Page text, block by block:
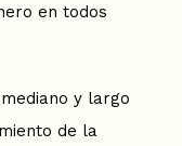
en todos
y largo
de la